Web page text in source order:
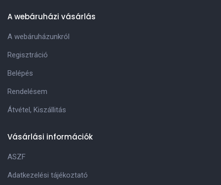
A webáruházi vásárlás
A webáruházunkról
Regisztráció
Belépés
Rendelésem
Átvétel, Kiszállitás
Vásárlási információk
ASZF
Adatkezelési tájékoztató